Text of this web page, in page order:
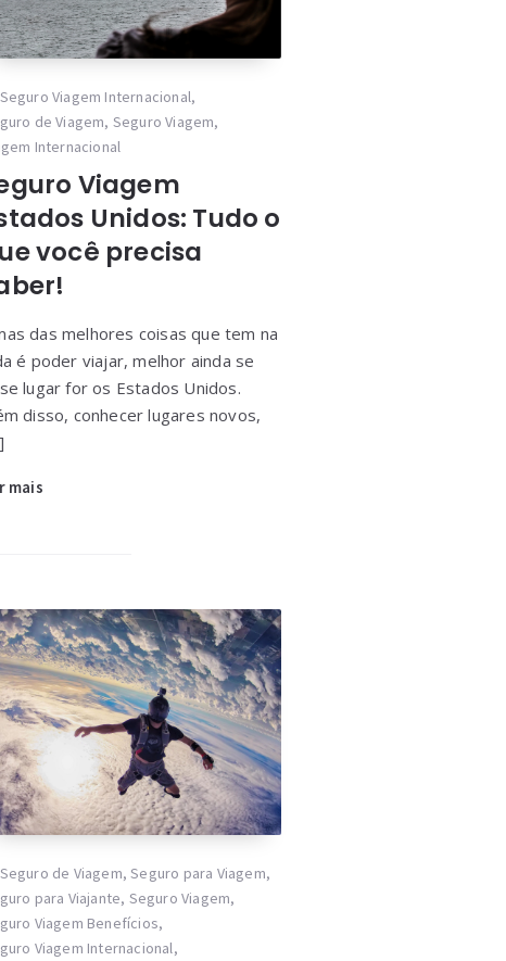
Seguro Viagem Internacional,
de Viagem, Seguro Viagem,
Internacional
Viagem
Unidos: Tudo o
você precisa
das melhores coisas que tem na
é poder viajar, melhor ainda se
lugar for os Estados Unidos.
disso, conhecer lugares novos,
mais
Seguro de Viagem,Seguro para Viagem,
para Viajante, Seguro Viagem,
Viagem Benefícios,
Viagem Internacional,